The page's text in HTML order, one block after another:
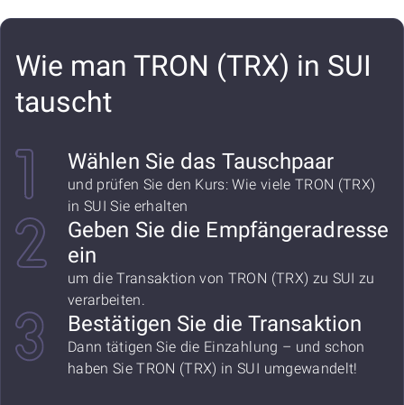
Wie man TRON (TRX) in SUI
tauscht
Wählen Sie das Tauschpaar
und prüfen Sie den Kurs: Wie viele TRON (TRX)
in SUI Sie erhalten
Geben Sie die Empfängeradresse
ein
um die Transaktion von TRON (TRX) zu SUI zu
verarbeiten.
Bestätigen Sie die Transaktion
Dann tätigen Sie die Einzahlung – und schon
haben Sie TRON (TRX) in SUI umgewandelt!